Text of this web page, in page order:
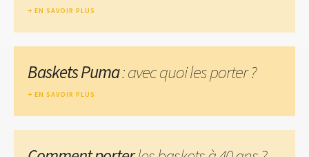
EN SAVOIR PLUS
Baskets Puma: avec quoi les porter ?
EN SAVOIR PLUS